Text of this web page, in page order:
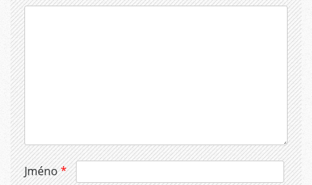
Jméno*